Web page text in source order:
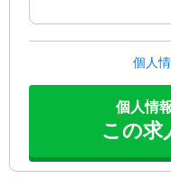
個人
個人情
この求